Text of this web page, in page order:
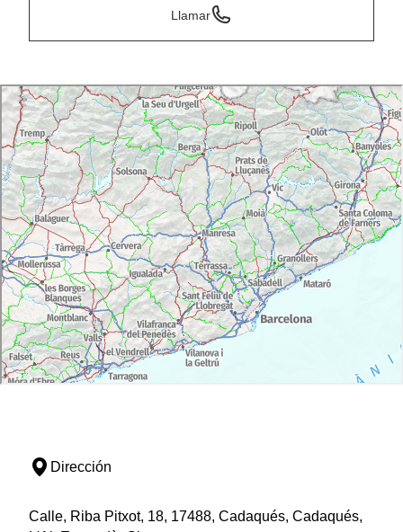
Llamar
Dirección
Calle, Riba Pitxot, 18, 17488, Cadaqués, Cadaqués,